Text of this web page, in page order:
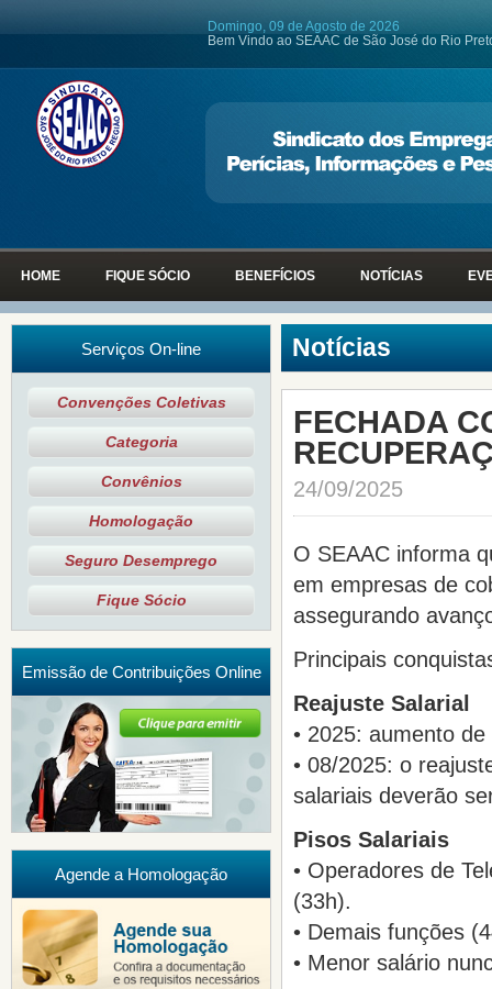
Domingo, 09 de Agosto de 2026
Bem Vindo ao SEAAC de São José do Rio
HOME FIQUE SÓCIO BENEFÍCIOS NOTÍCIAS
Serviços On-line
Convenções Coletivas
Categoria
Convênios
Homologação
Seguro Desemprego
Fique Sócio
Emissão de Contribuições Online
Agende a Homologação
Notícias
FECHADA
24/09/2025
O SEAAC informa
em empresas de
assegurando
Principais
Reajuste Salarial
• 2025: aumento
• 08/2025: o
salariais deverão
Pisos Salariais
• Operadores de
(33h).
• Demais funções
• Menor salário